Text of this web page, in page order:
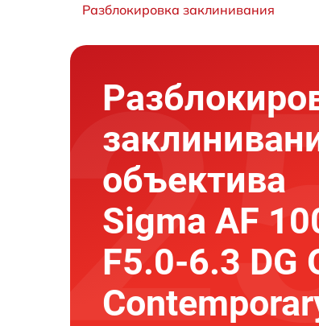
Разблокировка заклинивания
объектива
Sigma AF
F5.0-6.3 DG